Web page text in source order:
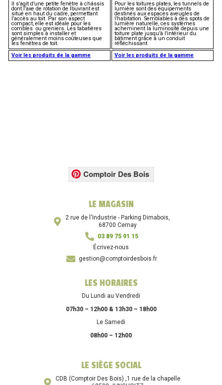
Il s’agit d’une petite fenêtre à châssis
dont l’axe de rotation de l’ouvrant est
situé en haut du cadre, permettant
l’accès au toit. Par son aspect
compact, elle est idéale pour les
combles ou greniers. Les tabatières
sont simples à installer et
généralement moins coûteuses que
les fenêtres de toit.
Pour les toitures plates, les tunnels de
lumière sont des équipements
destinés aux espaces aveugles de
l’habitation. Semblables à des spots de
lumière naturelle, ces systèmes
acheminent la luminosité depuis une
toiture plate jusqu’à l’intérieur du
bâtiment grâce à un conduit
réfléchissant.
Voir les produits de la gamme
Voir les produits de la gamme
Comptoir Des Bois
LE MAGASIN
2 rue de l'Industrie - Parking Dimabois,
68700 Cernay
03 89 75 91 15
Écrivez-nous
gestion@comptoirdesbois.fr
LES HORAIRES
Du Lundi au Vendredi
07h30 – 12h00 & 13h30 – 18h00
Le Samedi
08h00 – 12h00
LE SIÈGE SOCIAL
CDB (Comptoir Des Bois) ,1 rue de la chapelle